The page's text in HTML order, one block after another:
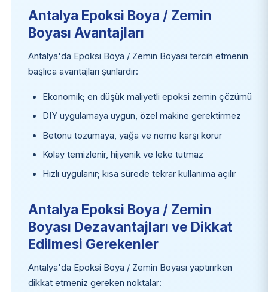
Antalya Epoksi Boya / Zemin
Boyası Avantajları
Antalya'da Epoksi Boya / Zemin Boyası tercih etmenin
başlıca avantajları şunlardır:
Ekonomik; en düşük maliyetli epoksi zemin çözümü
DIY uygulamaya uygun, özel makine gerektirmez
Betonu tozumaya, yağa ve neme karşı korur
Kolay temizlenir, hijyenik ve leke tutmaz
Hızlı uygulanır; kısa sürede tekrar kullanıma açılır
Antalya Epoksi Boya / Zemin
Boyası Dezavantajları ve Dikkat
Edilmesi Gerekenler
Antalya'da Epoksi Boya / Zemin Boyası yaptırırken
dikkat etmeniz gereken noktalar: